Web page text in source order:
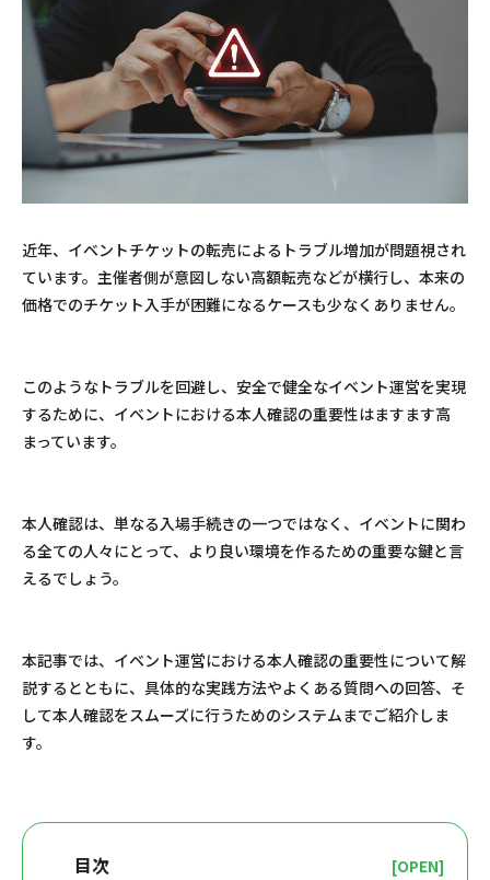
近年、イベントチケットの転売によるトラブル増加が問題視され
ています。主催者側が意図しない高額転売などが横行し、本来の
価格でのチケット入手が困難になるケースも少なくありません。
このようなトラブルを回避し、安全で健全なイベント運営を実現
するために、イベントにおける本人確認の重要性はますます高
まっています。
本人確認は、単なる入場手続きの一つではなく、イベントに関わ
る全ての人々にとって、より良い環境を作るための重要な鍵と言
えるでしょう。
本記事では、イベント運営における本人確認の重要性について解
説するとともに、具体的な実践方法やよくある質問への回答、そ
して本人確認をスムーズに行うためのシステムまでご紹介しま
す。
目次 [OPEN]